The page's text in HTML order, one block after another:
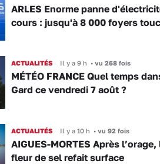
ARLES Enorme panne
cours : jusqu'à 8 000 foyers
ACTUALITÉS Il y a 9 h •vu 268 fois
MÉTÉO FRANCE Quel temps
Gard ce vendredi 7 août ?
ACTUALITÉS Il y a 10 h •vu 92 fois
AIGUES-MORTES Après l’orage,
fleur de sel refait surface